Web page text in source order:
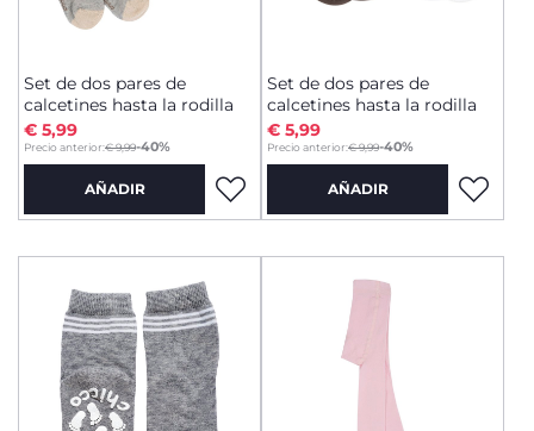
Set de dos pares de
calcetines hasta la rodilla
Precio anterior:€ 9,99-40%
to
€ 5,99
AÑADIR
Set de dos pares de
calcetines hasta la rodilla
Precio anterior:€ 9,99-40%
to
€ 5,99
AÑADIR